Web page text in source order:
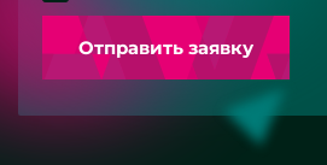
Отправить заявку